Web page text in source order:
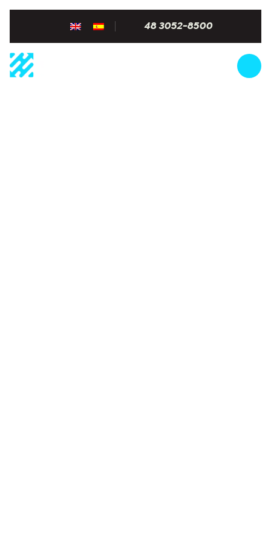
48 3052-8500